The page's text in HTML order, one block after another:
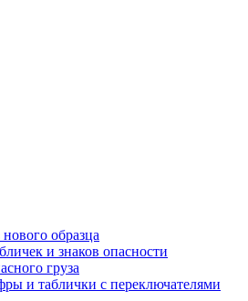
образца
и знаков опасности
груза
и таблички с переключателями